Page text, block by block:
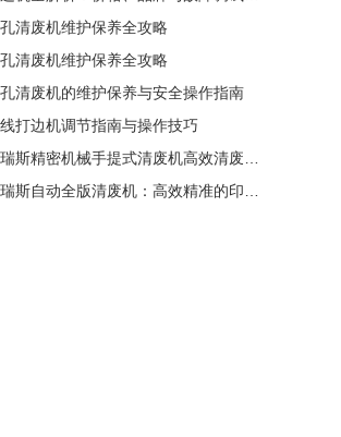
清废机维护保养全攻略
清废机维护保养全攻略
清废机的维护保养与安全操作指南
打边机调节指南与操作技巧